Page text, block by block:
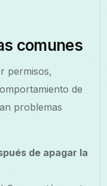
comunes
permisos,
de
problemas
de apagar la